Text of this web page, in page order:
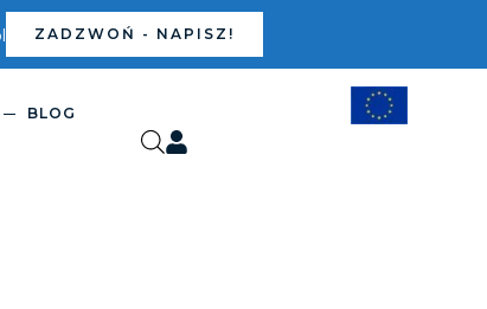
ZADZWOŃ - NAPISZ!
BLOG